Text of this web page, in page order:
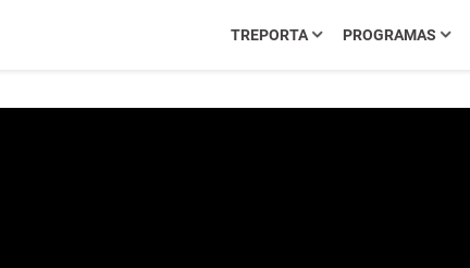
TREPORTA PROGRAMAS